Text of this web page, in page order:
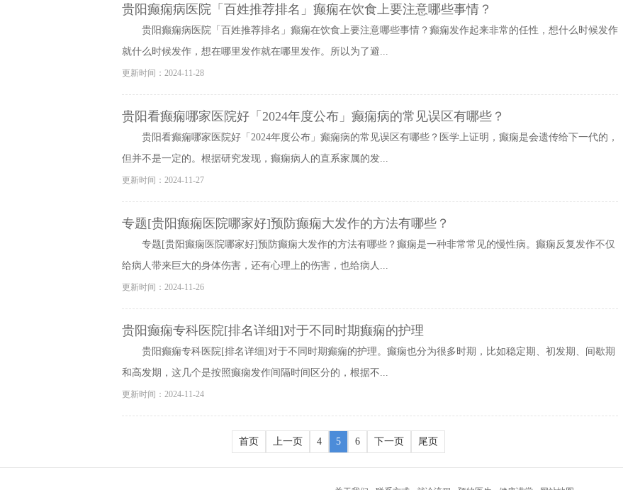
贵阳癫痫病医院「百姓推荐排名」癫痫在饮食上要注意哪些事情？
贵阳癫痫病医院「百姓推荐排名」癫痫在饮食上要注意哪些事情？癫痫发作起来非常的任性，想什么时候发作
就什么时候发作，想在哪里发作就在哪里发作。所以为了避...
更新时间：2024-11-28
贵阳看癫痫哪家医院好「2024年度公布」癫痫病的常见误区有哪些？
贵阳看癫痫哪家医院好「2024年度公布」癫痫病的常见误区有哪些？医学上证明，癫痫是会遗传给下一代的，
但并不是一定的。根据研究发现，癫痫病人的直系家属的发...
更新时间：2024-11-27
专题[贵阳癫痫医院哪家好]预防癫痫大发作的方法有哪些？
专题[贵阳癫痫医院哪家好]预防癫痫大发作的方法有哪些？癫痫是一种非常常见的慢性病。癫痫反复发作不仅
给病人带来巨大的身体伤害，还有心理上的伤害，也给病人...
更新时间：2024-11-26
贵阳癫痫专科医院[排名详细]对于不同时期癫痫的护理
贵阳癫痫专科医院[排名详细]对于不同时期癫痫的护理。癫痫也分为很多时期，比如稳定期、初发期、间歇期
和高发期，这几个是按照癫痫发作间隔时间区分的，根据不...
更新时间：2024-11-24
首页 上一页 4 5 6 下一页 尾页